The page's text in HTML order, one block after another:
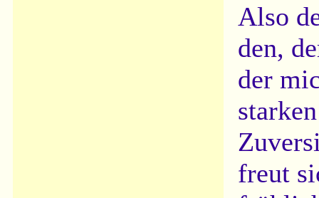
Also
den,
der
freut